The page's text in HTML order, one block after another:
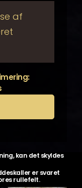
af
kan det skyldes
er svaret
rullefelt.